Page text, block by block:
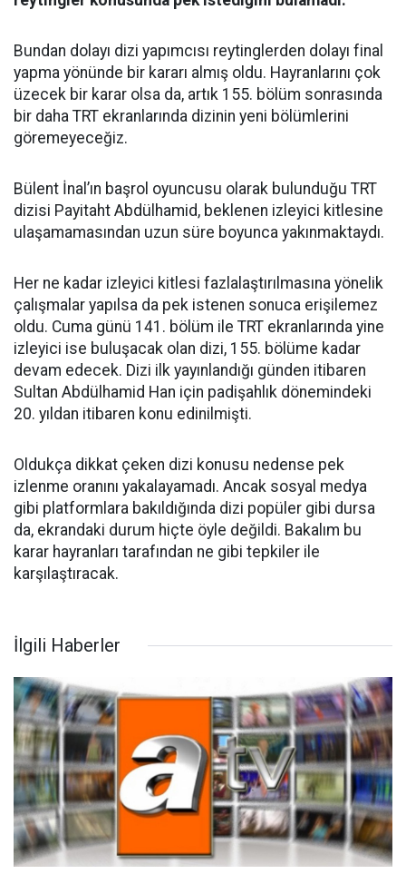
Bundan dolayı dizi yapımcısı reytinglerden dolayı final
yapma yönünde bir kararı almış oldu. Hayranlarını çok
üzecek bir karar olsa da, artık 155. bölüm sonrasında
bir daha TRT ekranlarında dizinin yeni bölümlerini
göremeyeceğiz.
Bülent İnal’ın başrol oyuncusu olarak bulunduğu TRT
dizisi Payitaht Abdülhamid, beklenen izleyici kitlesine
ulaşamamasından uzun süre boyunca yakınmaktaydı.
Her ne kadar izleyici kitlesi fazlalaştırılmasına yönelik
çalışmalar yapılsa da pek istenen sonuca erişilemez
oldu. Cuma günü 141. bölüm ile TRT ekranlarında yine
izleyici ise buluşacak olan dizi, 155. bölüme kadar
devam edecek. Dizi ilk yayınlandığı günden itibaren
Sultan Abdülhamid Han için padişahlık dönemindeki
20. yıldan itibaren konu edinilmişti.
Oldukça dikkat çeken dizi konusu nedense pek
izlenme oranını yakalayamadı. Ancak sosyal medya
gibi platformlara bakıldığında dizi popüler gibi dursa
da, ekrandaki durum hiçte öyle değildi. Bakalım bu
karar hayranları tarafından ne gibi tepkiler ile
karşılaştıracak.
İlgili Haberler